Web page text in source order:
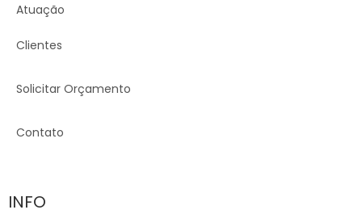
Atuação
Clientes
Solicitar Orçamento
Contato
INFO